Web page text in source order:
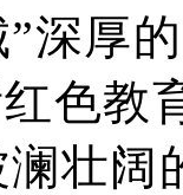
”深厚
色教
壮阔